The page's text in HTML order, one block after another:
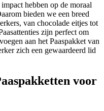
hebben op de moraal
bieden we een breed
van chocolade eitjes tot
zijn perfect om
aan het Paaspakket van
zich een gewaardeerd lid
voor